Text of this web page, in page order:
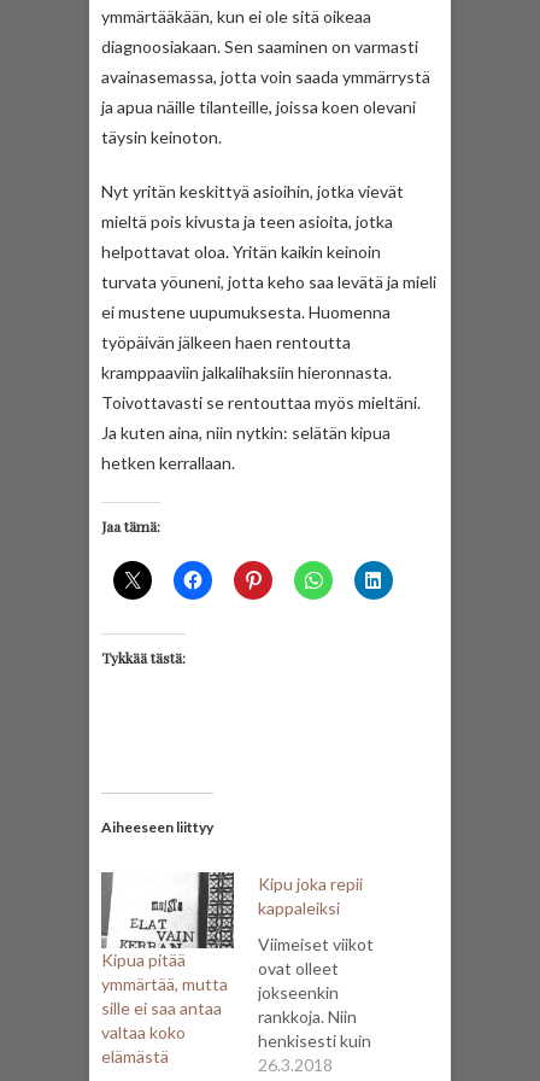
ymmärtääkään, kun ei ole sitä oikeaa
diagnoosiakaan. Sen saaminen on varmasti
avainasemassa, jotta voin saada ymmärrystä
ja apua näille tilanteille, joissa koen olevani
täysin keinoton.
Nyt yritän keskittyä asioihin, jotka vievät
mieltä pois kivusta ja teen asioita, jotka
helpottavat oloa. Yritän kaikin keinoin
turvata yöuneni, jotta keho saa levätä ja mieli
ei mustene uupumuksesta. Huomenna
työpäivän jälkeen haen rentoutta
kramppaaviin jalkalihaksiin hieronnasta.
Toivottavasti se rentouttaa myös mieltäni.
Ja kuten aina, niin nytkin: selätän kipua
hetken kerrallaan.
Jaa tämä:
Tykkää tästä:
Aiheeseen liittyy
Kipua pitää
ymmärtää, mutta
sille ei saa antaa
valtaa koko
elämästä
Kipu joka repii
kappaleiksi
Viimeiset viikot
ovat olleet
jokseenkin
rankkoja. Niin
henkisesti kuin
fyysisestikin.
26.3.2018